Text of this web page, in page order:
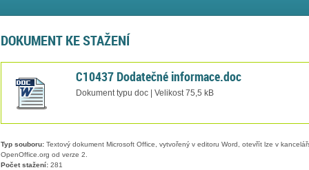
DOKUMENT KE STAŽENÍ
C10437 Dodatečné informace.doc
Dokument typu doc | Velikost 75,5 kB
Typ souboru:Textový dokument Microsoft Office, vytvořený v editoru Word, otevřít lze v
OpenOffice.org od verze 2.
Počet stažení:281